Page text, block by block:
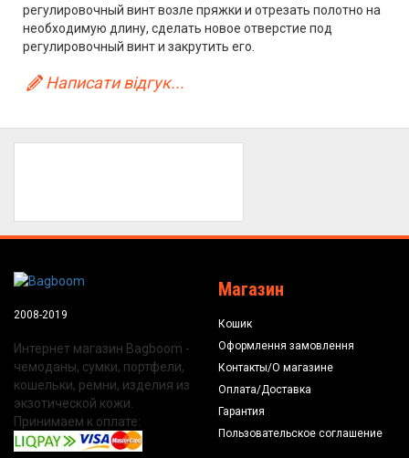
регулировочный винт возле пряжки и отрезать полотно на
необходимую длину, сделать новое отверстие под
регулировочный винт и закрутить его.
Написати відгук...
2008-2019
Интернет магазин Bagboom -
чемоданы, сумки, портфели,
кошельки, ремни, изделия из
экзотической кожи.
Принимаем к оплате:
Магазин
Кошик
Оформлення замовлення
Контакты/О магазине
Оплата/Доставка
Гарантия
Пользовательское соглашение